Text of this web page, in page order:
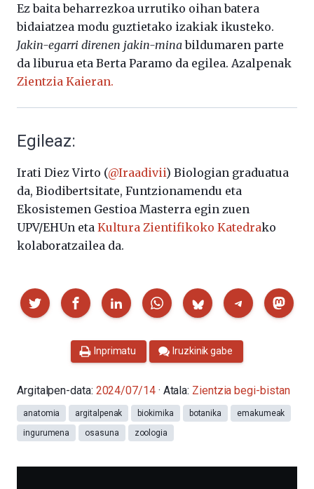
Ez baita beharrezkoa urrutiko oihan batera
bidaiatzea modu guztietako izakiak ikusteko.
Jakin-egarri direnen jakin-minabildumaren parte
da liburua eta Berta Paramo da egilea. Azalpenak
Zientzia Kaieran.
Egileaz:
Irati Diez Virto (@Iraadivii) Biologian graduatua
da, Biodibertsitate, Funtzionamendu eta
Ekosistemen Gestioa Masterra egin zuen
UPV/EHUn eta Kultura Zientifikoko Katedrako
kolaboratzailea da.
Partekatu
Inprimatu Iruzkinik gabe
Argitalpen-data: 2024/07/14 · Atala: Zientzia begi-bistan
anatomia argitalpenak biokimika botanika
emakumeak
ingurumena
osasuna zoologia